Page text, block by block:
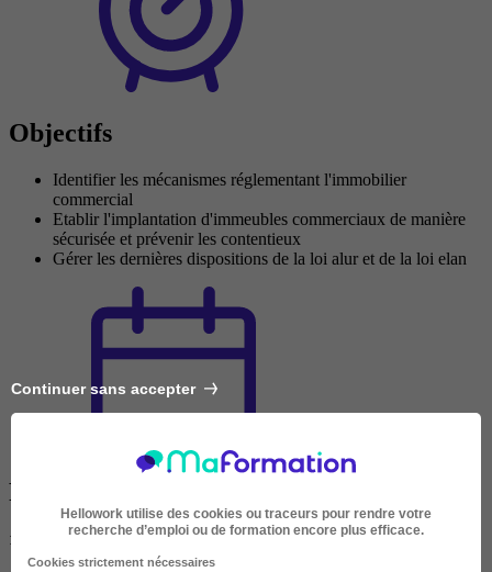
Objectifs
Identifier les mécanismes réglementant l'immobilier
commercial
Etablir l'implantation d'immeubles commerciaux de manière
sécurisée et prévenir les contentieux
Gérer les dernières dispositions de la loi alur et de la loi elan
Programme
1. Identifier les projets soumis à autorisation d'aménagement commercial
Continuer sans accepter
Hellowork utilise des cookies ou traceurs pour rendre votre
recherche d’emploi ou de formation encore plus efficace.
Cookies strictement nécessaires